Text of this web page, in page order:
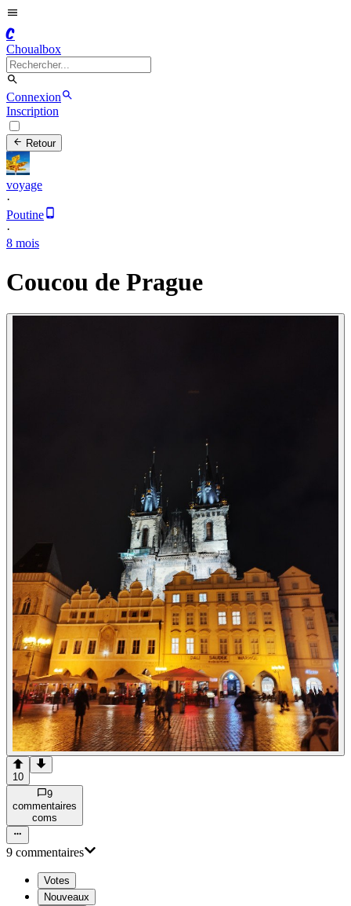
C
Choualbox
Connexion
Inscription
Retour
voyage
·
Poutine
·
8 mois
Coucou de Prague
10
9
commentaires
coms
9 commentaires
Votes
Nouveaux